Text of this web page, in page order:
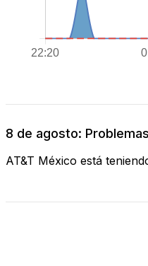
8 de agosto:
AT&T México está